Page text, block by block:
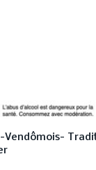
Vendômois-